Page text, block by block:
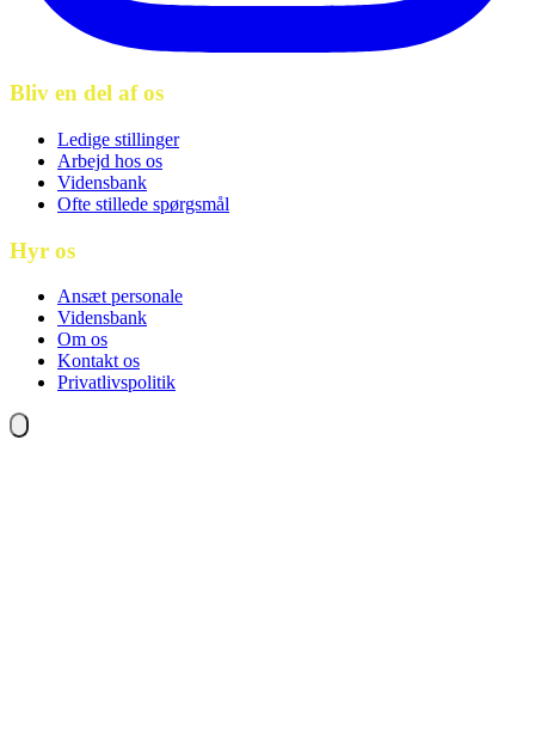
Bliv en del af os
Ledige stillinger
Arbejd hos os
Vidensbank
Ofte stillede spørgsmål
Hyr os
Ansæt personale
Vidensbank
Om os
Kontakt os
Privatlivspolitik